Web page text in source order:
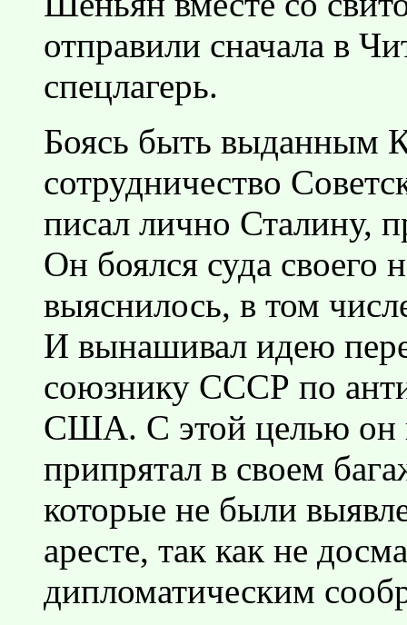
отправили сначала в
спецлагерь.
Боясь быть выданным
сотрудничество
писал лично Сталину,
Он боялся суда своего
выяснилось, в том
И вынашивал идею
союзнику СССР по
США. С этой целью он
припрятал в своем
которые не были
аресте, так как не
дипломатическим